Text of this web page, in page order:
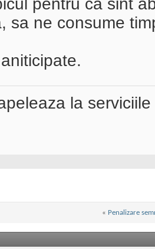
pentru ca sint
sa ne consume
la
« Penalizare